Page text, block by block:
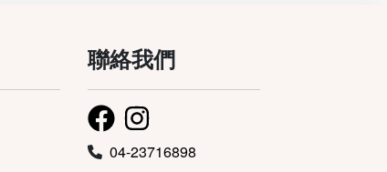
聯絡我們
04-23716898